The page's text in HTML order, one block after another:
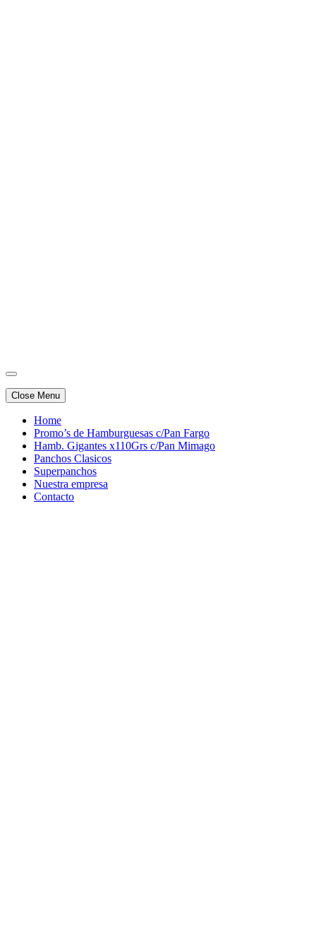
Close Menu
Home
Promo’s de Hamburguesas c/Pan Fargo
Hamb. Gigantes x110Grs c/Pan Mimago
Panchos Clasicos
Superpanchos
Nuestra empresa
Contacto